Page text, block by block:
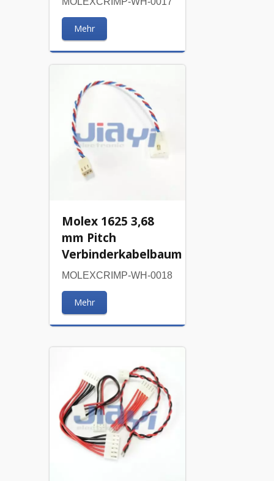
Mehr
Molex 1625 3,68
mm Pitch
Verbinderkabelbaum
MOLEXCRIMP-WH-0018
Mehr